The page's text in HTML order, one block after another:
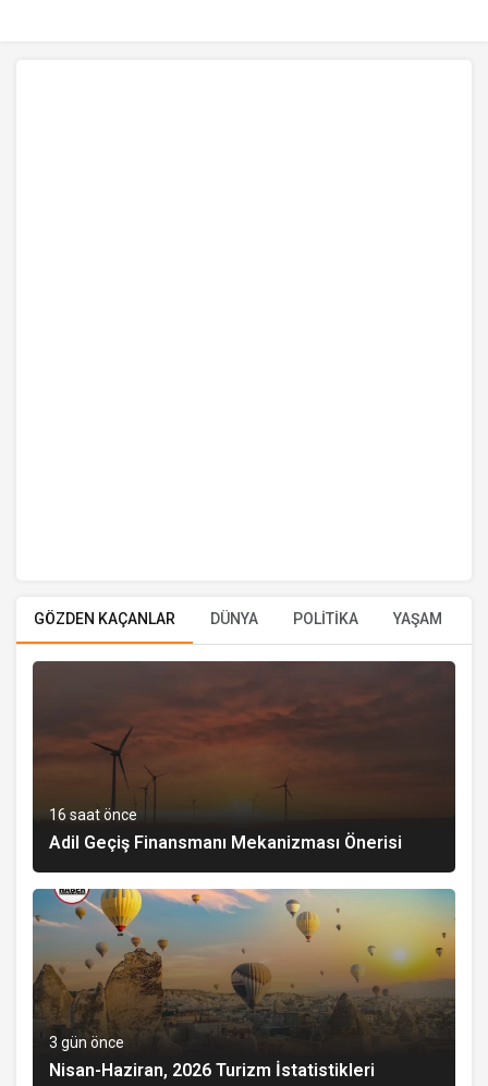
GÖZDEN KAÇANLAR DÜNYA POLİTİKA YAŞAM
16 saat önce
Adil Geçiş Finansmanı Mekanizması Önerisi
3 gün önce
Nisan-Haziran, 2026 Turizm İstatistikleri